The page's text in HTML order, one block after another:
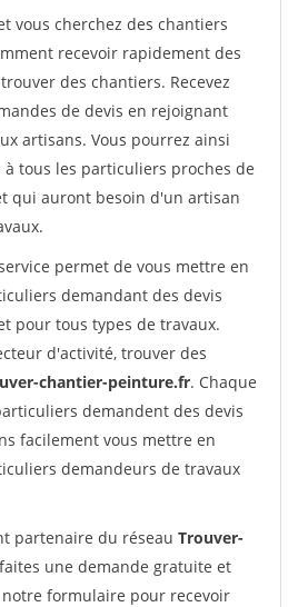
vous cherchez des chantiers
recevoir rapidement des
des chantiers. Recevez
de devis en rejoignant
artisans. Vous pourrez ainsi
à tous les particuliers proches de
qui auront besoin d'un artisan
permet de vous mettre en
demandant des devis
pour tous types de travaux.
d'activité, trouver des
chantier-peinture.fr. Chaque
demandent des devis
facilement vous mettre en
demandeurs de travaux
partenaire du réseau Trouver-
une demande gratuite et
formulaire pour recevoir